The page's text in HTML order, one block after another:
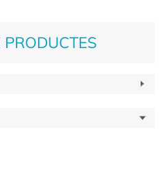
PRODUCTES